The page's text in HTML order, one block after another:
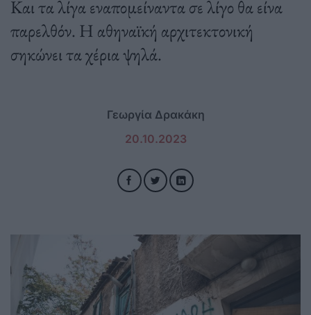
Και τα λίγα εναπομείναντα σε λίγο θα είνα
παρελθόν. Η αθηναϊκή αρχιτεκτονική
σηκώνει τα χέρια ψηλά.
Γεωργία Δρακάκη
20.10.2023